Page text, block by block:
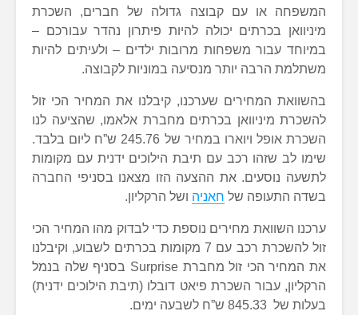
המשפחה או עם קבוצה גדולה של חברים, השכרת
מיניוואן בכרתים יכולה להיות פיתרון נהדר עבורכם –
במיוחד עבור משפחות מרובות ילדים – ולעיתים להיות
משתלמת הרבה יותר מנסיעה במוניות לקבוצה.
בהשוואת המחירים שערכנו, קיבלנו את המחיר הכי זול
להשכרת מיניוואן בכרתים מחברת אלאמו, שהציעה לנו
השכרת אופל ויוארו במחיר של 245.76 ש”ח ליום בלבד.
שימו לב שזהו רכב עם תיבת הילוכים ידנית עם מקומות
לתשעה נוסעים. את ההצעה הזו מצאנו בסניפי החברה
בשדה התעופה של חאניה ושל הרקליון.
ערכנו השוואת מחירים נוספת כדי לבדוק מהו המחיר הכי
זול להשכרת רכב עם 7 מקומות בכרתים לשבוע, וקיבלנו
את המחיר הכי זול מחברת Surprise בסניף שלה בנמל
הרקליון, עבור השכרת פיאט דובלו (תיבת הילוכים ידנית)
בעלות של 845.33 ש”ח לשבעה ימים.